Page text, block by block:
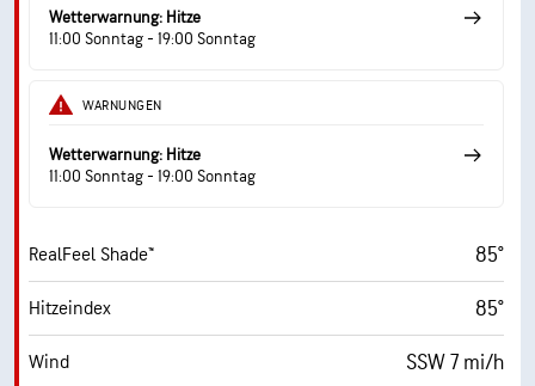
Taupunkt 52° F
Sichtweite
Wetterwarnung: Hitze
11:00 Sonntag - 19:00 Sonntag
WARNUNGEN
Wetterwarnung: Hitze
11:00 Sonntag - 19:00 Sonntag
RealFeel Shade™ 85°
Hitzeindex 85°
Wind SSW 7 mi/h